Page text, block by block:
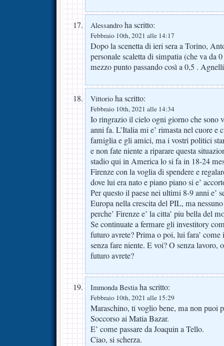
Alessandro ha scritto:
Febbraio 10th, 2021 alle 14:17
Dopo la scenetta di ieri sera a Torino,
personale scaletta di simpatia (che va da
mezzo punto passando così a 0,5 .
Vittorio ha scritto:
Febbraio 10th, 2021 alle 14:34
Io ringrazio il cielo ogni giorno che sono
anni fa. L’Italia mi e’ rimasta nel cuore e
famiglia e gli amici, ma i vostri politici
e non fate niente a riparare questa
stadio qui in America lo si fa in 18-24
Firenze con la voglia di spendere e
dove lui era nato e piano piano si e’
Per questo il paese nei ultimi 8-9 anni e’
Europa nella crescita del PIL, ma
perche’ Firenze e’ la citta’ piu bella del
Se continuate a fermare gli investitory
futuro avrete? Prima o poi, lui fara’ come
senza fare niente. E voi? O senza lavoro,
futuro avrete?
Immonda Bestiaha scritto:
Febbraio 10th, 2021 alle 15:29
Maraschino, ti voglio bene, ma non puoi
Soccorso ai Matia Bazar.
E’ come passare da Joaquin a Tello.
Ciao, si scherza.